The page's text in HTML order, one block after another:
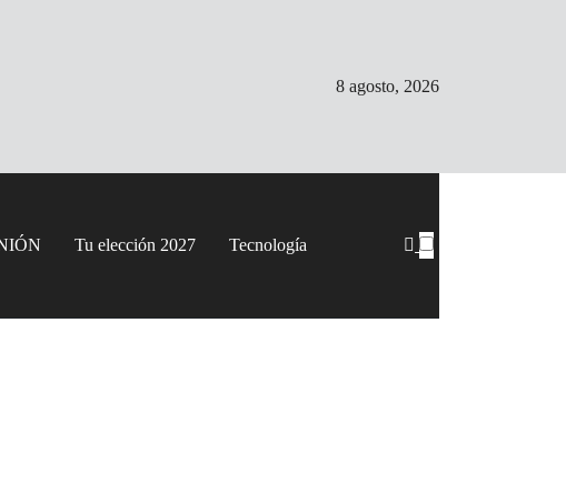
8 agosto, 2026
Tu elección 2027 Tecnología